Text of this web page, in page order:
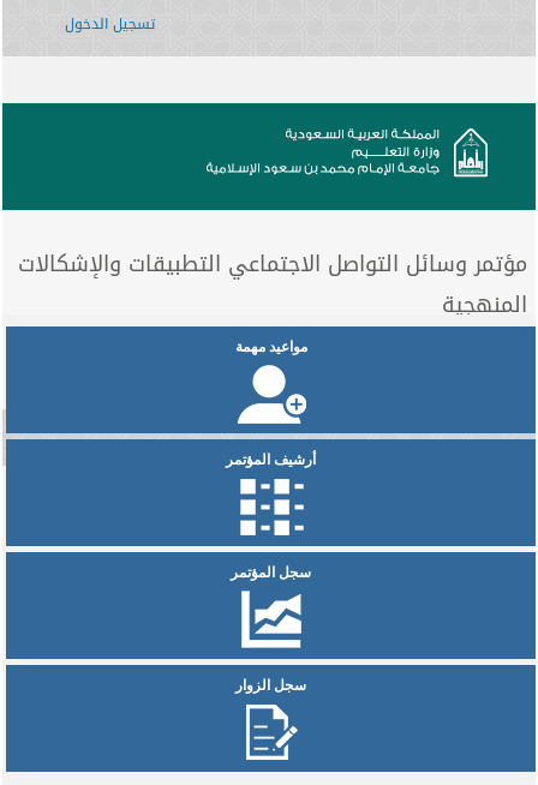
تسجيل الدخول
مؤتمر وسائل التواصل الاجتماعي التطبيقات والإشكالات
المنهجية
مواعيد مهمة
أرشيف المؤتمر
سجل المؤتمر
سجل الزوار